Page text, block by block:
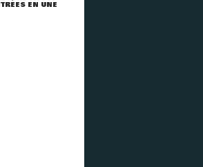
EN UNE